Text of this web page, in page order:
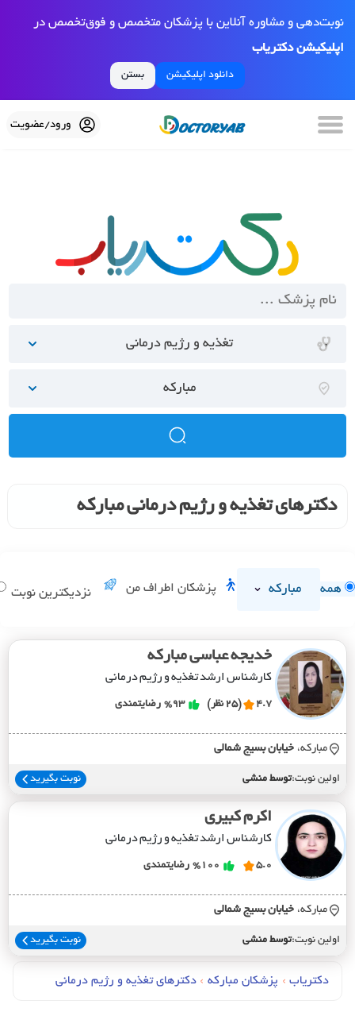
نوبت‌دهی و مشاوره آنلاین با پزشکان متخصص و فوق‌تخصص در
اپلیکیشن دکتریاب
دانلود اپلیکیشن بستن
ورود/عضویت
تغذیه و رژیم درمانی
مبارکه
دکترهای تغذیه و رژیم درمانی مبارکه
همه مبارکه پزشکان اطراف من نزدیکترین نوبت
خدیجه عباسی مبارکه
کارشناس ارشد تغذیه و رژیم درمانی
4.7 (25 نظر) %93 رضایتمندی
مبارکه، خيابان بسيج شمالي
اولین نوبت:توسط منشی نوبت بگیرید
اکرم کبیری
کارشناس ارشد تغذیه و رژیم درمانی
5.0
%100 رضایتمندی
مبارکه، خيابان بسيج شمالي
اولین نوبت:توسط منشی نوبت بگیرید
دکتریاب › پزشکان مبارکه › دکترهای تغذيه و رژيم درماني